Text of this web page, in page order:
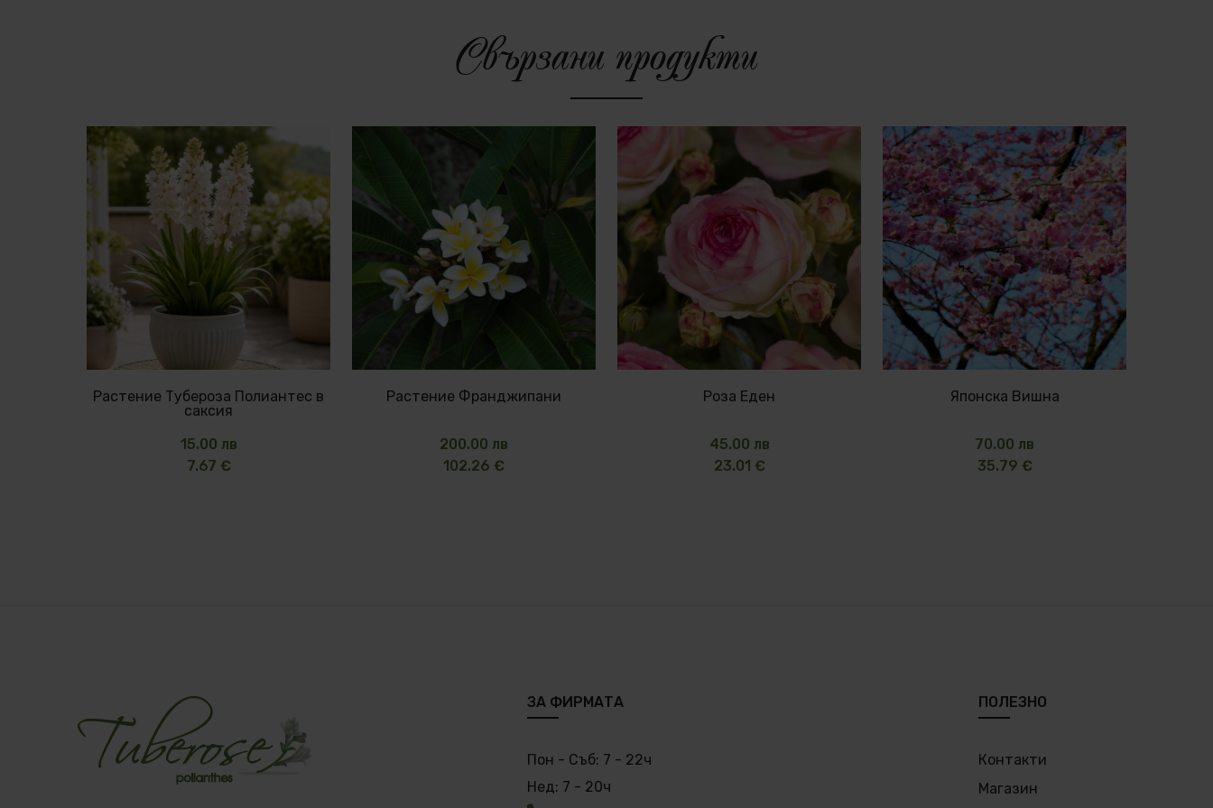
Свързани продукти
Растение Тубероза Полиантес в
саксия
15.00 лв
7.67 €
Растение Франджипани
200.00 лв
102.26 €
Роза Еден
45.00 лв
23.01 €
Японска Вишна
70.00 лв
35.79 €
ЗА ФИРМАТА
Пон - Съб: 7 - 22ч
Нед: 7 - 20ч
ПОЛЕЗНО
Контакти
Магазин